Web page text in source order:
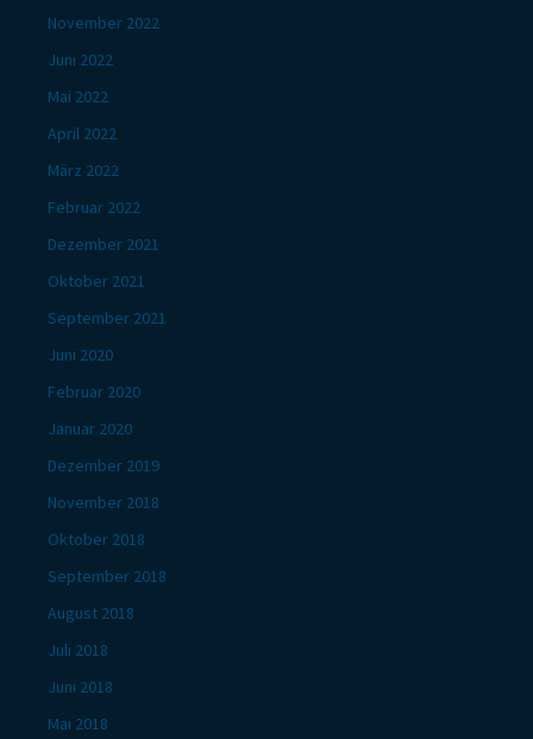
November 2022
Juni 2022
Mai 2022
April 2022
März 2022
Februar 2022
Dezember 2021
Oktober 2021
September 2021
Juni 2020
Februar 2020
Januar 2020
Dezember 2019
November 2018
Oktober 2018
September 2018
August 2018
Juli 2018
Juni 2018
Mai 2018